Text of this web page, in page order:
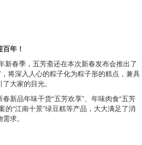
年！
新春季，五芳斋还在本次新春发布会推出了
将深入人心的粽子化为粽子形的糕点，兼具
大家的目光。
新品年味干货“五芳欢享”、年味肉食“五芳
的“江南十景”绿豆糕等产品，大大满足了消
求。